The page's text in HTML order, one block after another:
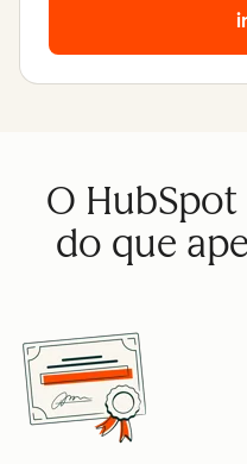
O
do que